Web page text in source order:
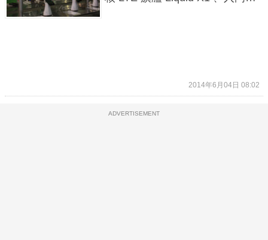
2014年6月04日 08:02
ADVERTISEMENT